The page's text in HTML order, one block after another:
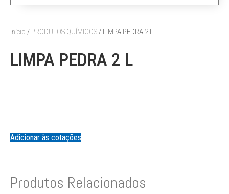
Início / PRODUTOS QUÍMICOS/ LIMPA PEDRA 2 L
LIMPA PEDRA 2 L
Adicionar às cotações
Produtos Relacionados